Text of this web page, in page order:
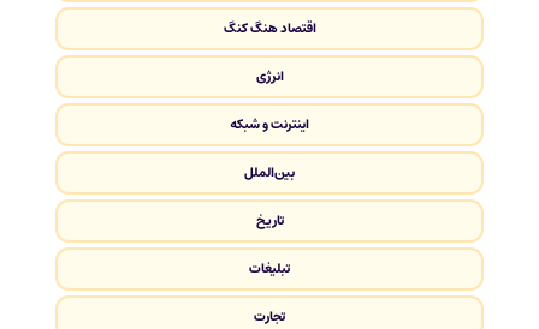
اقتصاد هنگ کنگ
انرژی
اینترنت و شبکه
بین‌الملل
تاریخ
تبلیغات
تجارت